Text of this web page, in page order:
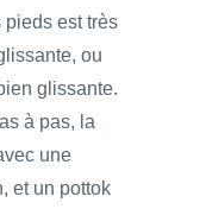
est très
ou
glissante.
à pas, la
une
et un pottok